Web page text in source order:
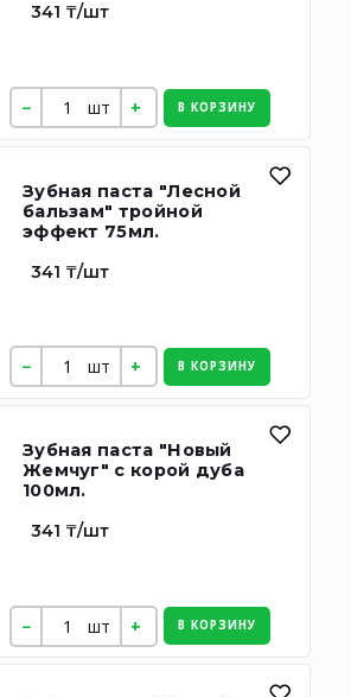
341 ₸/шт
шт В КОРЗИНУ
Зубная паста "Лесной
бальзам" тройной
эффект 75мл.
341 ₸/шт
шт В КОРЗИНУ
Зубная паста "Новый
Жемчуг" с корой дуба
100мл.
341 ₸/шт
шт В КОРЗИНУ